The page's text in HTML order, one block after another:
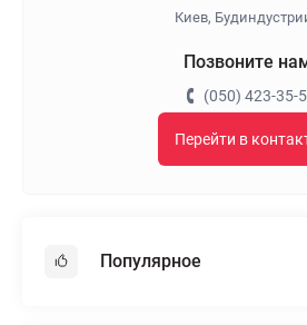
Киев,
Позвоните
(050) 423-35-
Перейти в
Популярное